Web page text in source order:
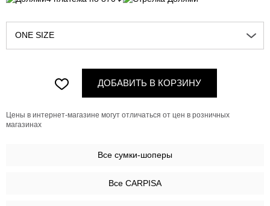
ONE SIZE
ДОБАВИТЬ В КОРЗИНУ
Цены в интернет-магазине могут отличаться от цен в розничных
магазинах
Все сумки-шоперы
Все CARPISA